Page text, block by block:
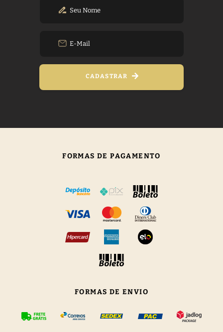
CADASTRAR
FORMAS DE PAGAMENTO
FORMAS DE ENVIO